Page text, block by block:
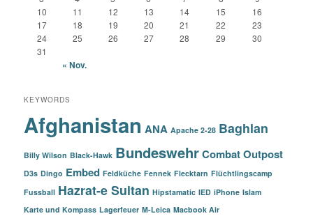
10
11 12 13 14 15
16
17
18 19 20 21 22
23
24
25 26 27 28 29
30
31
« Nov.
KEYWORDS
Afghanistan ANA Apache 2-28 Baghlan
Billy Wilson Black-Hawk BundeswehrCombat Outpost
D3s Dingo Embed Feldküche Fennek Flecktarn Flüchtlingscamp
Fussball Hazrat-e Sultan Hipstamatic IED iPhone Islam
Karte und Kompass Lagerfeuer M-Leica Macbook Air